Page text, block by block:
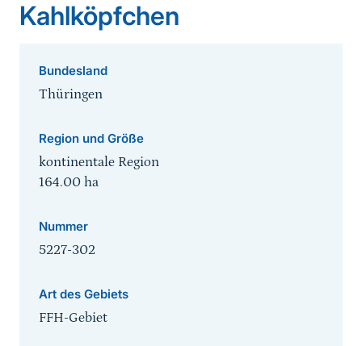
Kahlköpfchen
Bundesland
Thüringen
Region und Größe
kontinentale Region
164.00 ha
Nummer
5227-302
Art des Gebiets
FFH-Gebiet